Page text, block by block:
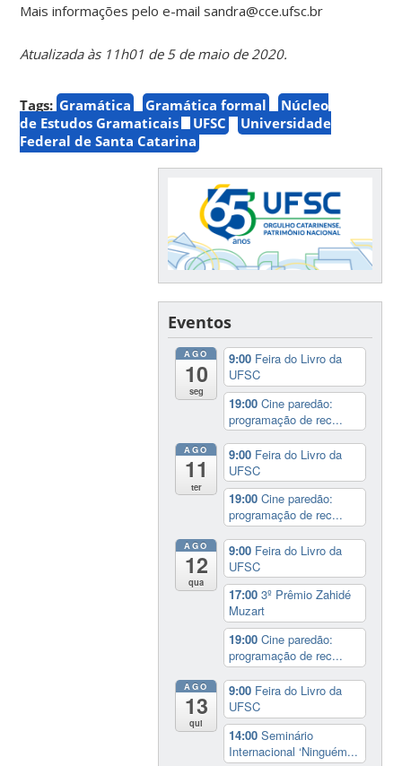
Mais informações pelo e-mail sandra@cce.ufsc.br
Atualizada às 11h01 de 5 de maio de 2020.
Tags: Gramática Gramática formal
Núcleo
de Estudos Gramaticais
UFSC
Universidade
Federal de Santa Catarina
Eventos
AGO
10
seg
9:00 Feira do Livro da
UFSC
19:00Cine paredão:
programação de rec...
AGO
11
ter
9:00 Feira do Livro da
UFSC
19:00Cine paredão:
programação de rec...
AGO
12
qua
9:00 Feira do Livro da
UFSC
17:003º Prêmio Zahidé
Muzart
19:00Cine paredão:
programação de rec...
AGO
13
qui
9:00 Feira do Livro da
UFSC
14:00Seminário
Internacional ‘Ninguém...